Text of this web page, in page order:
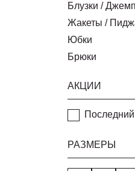
Блузки /
Жакеты /
Юбки
Брюки
АКЦИИ
РАЗМЕРЫ